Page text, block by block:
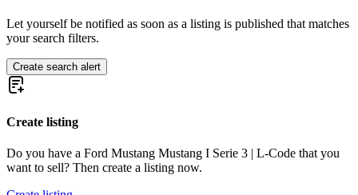
Ford Mustang I Serie 2 | X-Code
Ford Mustang I Serie 3
Ford Mustang I Serie 3 | G-Code
Ford Mustang I Serie 3 | H-Code
Ford Mustang I Serie 3 | O-Code
Ford Mustang I Serie 3 | R-Code
Ford Mustang I Serie 3 | S-Code
Let yourself be notified as soon as a listing is published that matches
your search filters.
Create search alert
Create listing
Do you have a Ford Mustang Mustang I Serie 3 | L-Code that you
want to sell? Then create a listing now.